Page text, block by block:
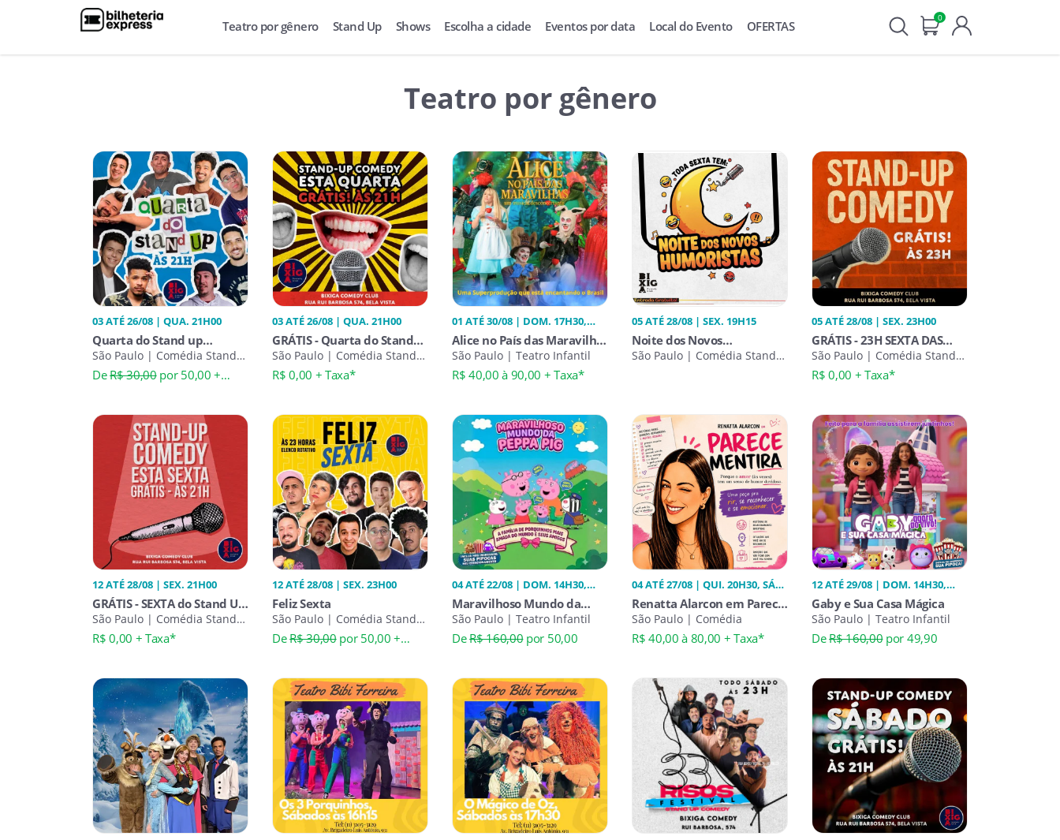
Teatro por gênero Stand Up Shows Escolha a cidade Eventos por data Local do Evento OFERTAS
0
Teatro por gênero
03 ATÉ 26/08 | QUA. 21H00
Quarta do Stand up
Comedy Bixiga Comedy
São Paulo | Comédia Stand-
Up
DeR$ 30,00por 50,00 +
03 ATÉ 26/08 | QUA. 21H00
GRÁTIS - Quarta do Stand
up Comedy - 21h
São Paulo | Comédia Stand-
Up
R$ 0,00 + Taxa*
01 ATÉ 30/08 | DOM. 17H30,
QUA. 17H30, SÁB. 17H30
Alice no País das Maravilhas
um Musical
Desconcertante
São Paulo | Teatro Infantil
R$ 40,00 à 90,00 + Taxa*
05 ATÉ 28/08 | SEX. 19H15
Noite dos Novos
Humoristas
São Paulo | Comédia Stand-
05 ATÉ 28/08 | SEX. 23H00
GRÁTIS - 23H SEXTA DAS
RISADAS COMEDIA STAND-
UP
São Paulo | Comédia Stand-
Up
R$ 0,00 + Taxa*
12 ATÉ 28/08 | SEX. 21H00
GRÁTIS - SEXTA do Stand UP
Comedy às 21h
São Paulo | Comédia Stand-
Up
R$ 0,00 + Taxa*
12 ATÉ 28/08 | SEX. 23H00
Feliz Sexta
São Paulo | Comédia Stand-
Up
DeR$ 30,00por 50,00 +
04 ATÉ 22/08 | DOM. 14H30,
SÁB. 14H30
Maravilhoso Mundo da
Peppa Pig
São Paulo | Teatro Infantil
DeR$ 160,00por 50,00
04 ATÉ 27/08 | QUI. 20H30, SÁB.
20H30
Renatta Alarcon em Parece
Mentira
São Paulo | Comédia
R$ 40,00 à 80,00 + Taxa*
12 ATÉ 29/08 | DOM. 14H30,
SÁB. 14H30
Gaby e Sua Casa Mágica
São Paulo | Teatro Infantil
DeR$ 160,00por 49,90